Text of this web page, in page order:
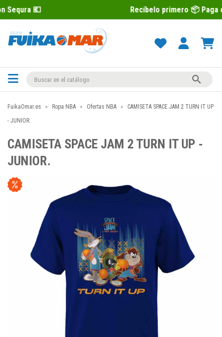
Recíbelo primero 📦 Paga después con

FuikaOmar.es Ropa NBA Ofertas NBA
CAMISETA SPACE JAM 2 TURN IT UP
- JUNIOR.
CAMISETA SPACE JAM 2 TURN IT UP -
JUNIOR.